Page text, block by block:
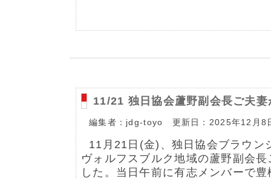
11/21 独日協会蘆野副会長ご夫
編集者：jdg-toyo 更新日：2025年12月8
11月21日(金)、独日協会ブラウン
ヴォルフスブルク地域の蘆野副会
した。当日午前に有志メンバーで